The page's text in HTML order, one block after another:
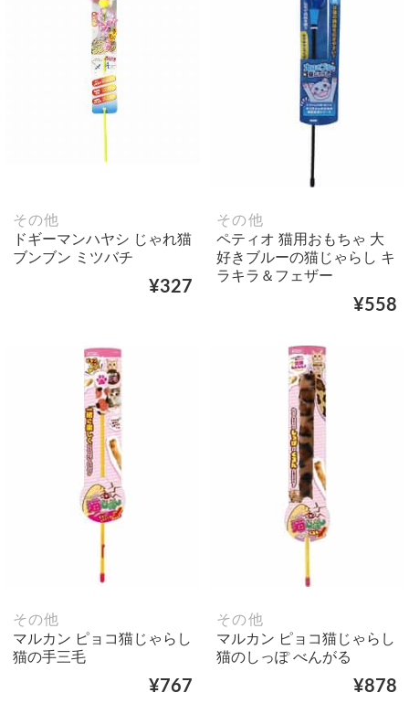
その他
ドギーマンハヤシ じゃれ猫
ブンブン ミツバチ
¥327
その他
ペティオ 猫用おもちゃ 大
好きブルーの猫じゃらし キ
ラキラ＆フェザー
¥558
その他
マルカン ピョコ猫じゃらし
猫の手三毛
¥767
その他
マルカン ピョコ猫じゃらし
猫のしっぽ べんがる
¥878